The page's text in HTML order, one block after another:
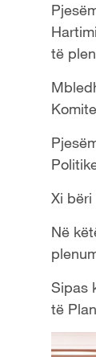
të
Xi
Në
Sipas
të